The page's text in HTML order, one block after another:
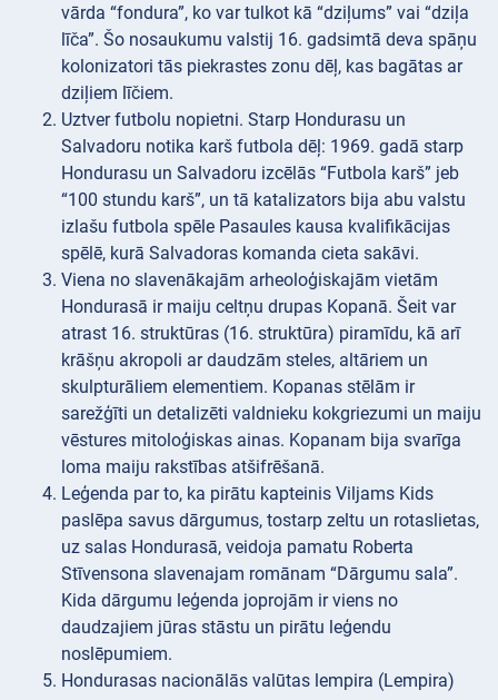
vārda “fondura”, ko var tulkot kā “dziļums” vai “dziļa
līča”. Šo nosaukumu valstij 16. gadsimtā deva spāņu
kolonizatori tās piekrastes zonu dēļ, kas bagātas ar
dziļiem līčiem.
Uztver futbolu nopietni. Starp Hondurasu un
Salvadoru notika karš futbola dēļ: 1969. gadā starp
Hondurasu un Salvadoru izcēlās “Futbola karš” jeb
“100 stundu karš”, un tā katalizators bija abu valstu
izlašu futbola spēle Pasaules kausa kvalifikācijas
spēlē, kurā Salvadoras komanda cieta sakāvi.
Viena no slavenākajām arheoloģiskajām vietām
Hondurasā ir maiju celtņu drupas Kopanā. Šeit var
atrast 16. struktūras (16. struktūra) piramīdu, kā arī
krāšņu akropoli ar daudzām steles, altāriem un
skulpturāliem elementiem. Kopanas stēlām ir
sarežģīti un detalizēti valdnieku kokgriezumi un maiju
vēstures mitoloģiskas ainas. Kopanam bija svarīga
loma maiju rakstības atšifrēšanā.
Leģenda par to, ka pirātu kapteinis Viljams Kids
paslēpa savus dārgumus, tostarp zeltu un rotaslietas,
uz salas Hondurasā, veidoja pamatu Roberta
Stīvensona slavenajam romānam “Dārgumu sala”.
Kida dārgumu leģenda joprojām ir viens no
daudzajiem jūras stāstu un pirātu leģendu
noslēpumiem.
Hondurasas nacionālās valūtas lempira (Lempira)